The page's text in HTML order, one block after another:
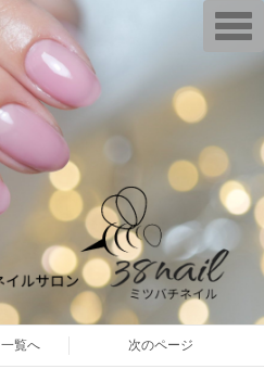
一覧へ 次のページ
T
o
g
t
o